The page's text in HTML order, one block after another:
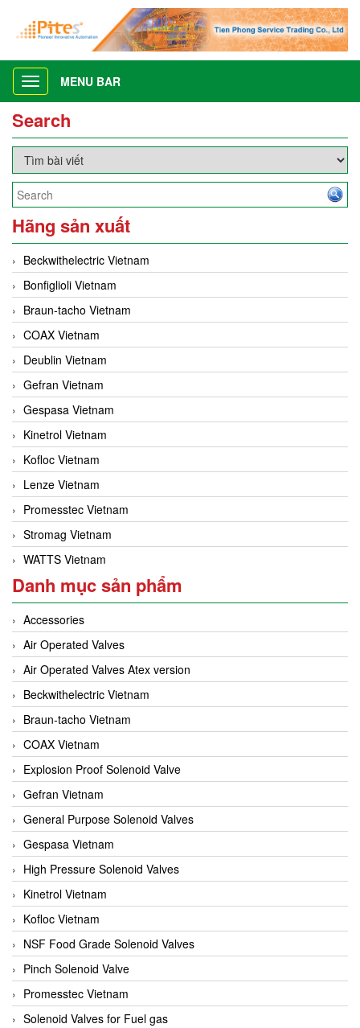
Toggle
navigation
MENU BAR
Search
Hãng sản xuất
Beckwithelectric Vietnam
Bonfiglioli Vietnam
Braun-tacho Vietnam
COAX Vietnam
Deublin Vietnam
Gefran Vietnam
Gespasa Vietnam
Kinetrol Vietnam
Kofloc Vietnam
Lenze Vietnam
Promesstec Vietnam
Stromag Vietnam
WATTS Vietnam
Danh mục sản phẩm
Accessories
Air Operated Valves
Air Operated Valves Atex version
Beckwithelectric Vietnam
Braun-tacho Vietnam
COAX Vietnam
Explosion Proof Solenoid Valve
Gefran Vietnam
General Purpose Solenoid Valves
Gespasa Vietnam
High Pressure Solenoid Valves
Kinetrol Vietnam
Kofloc Vietnam
NSF Food Grade Solenoid Valves
Pinch Solenoid Valve
Promesstec Vietnam
Solenoid Valves for Fuel gas